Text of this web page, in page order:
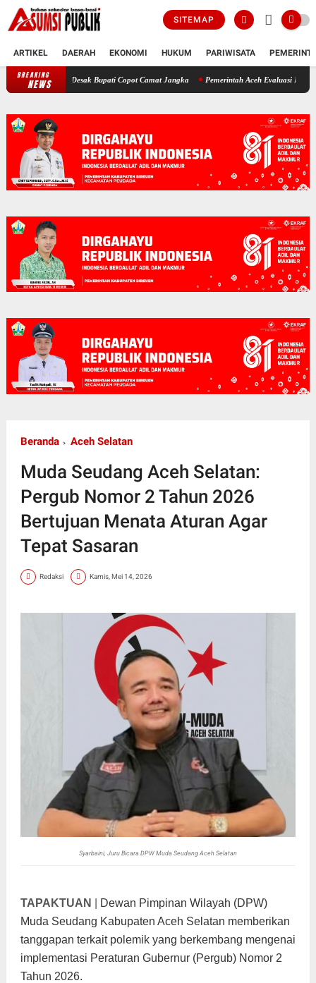
SITEMAP
ARTIKEL DAERAH EKONOMI HUKUM PARIWISATA
BREAKING
NEWS Polemik SKT Korban Bencana di Bireuen: Pimpinan DPRK Desak Bupati
Beranda Aceh Selatan
Muda Seudang Aceh Selatan:
Pergub Nomor 2 Tahun 2026
Bertujuan Menata Aturan Agar
Tepat Sasaran
Redaksi Kamis, Mei 14, 2026
Syarbaini, Juru Bicara DPW Muda Seudang Aceh Selatan
TAPAKTUAN
Dewan Pimpinan Wilayah (DPW)
Muda Seudang Kabupaten Aceh Selatan memberikan
tanggapan terkait polemik yang berkembang mengenai
implementasi Peraturan Gubernur (Pergub) Nomor 2
Tahun 2026.